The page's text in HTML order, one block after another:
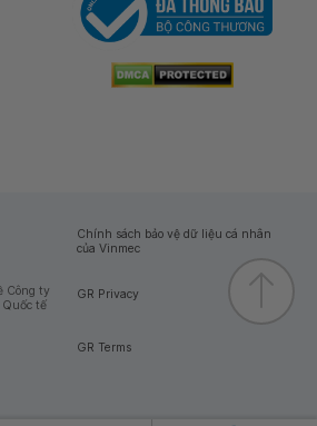
Công ty
tế
Chính sách bảo vệ dữ liệu cá nhân
của Vinmec
GR Privacy
GR Terms